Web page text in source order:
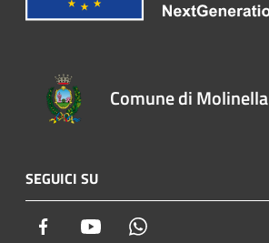
Comune di Molinella
SEGUICI SU
Facebook Youtube